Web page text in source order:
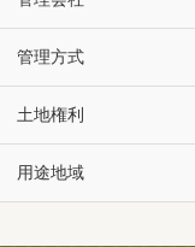
管理方式
土地権利
用途地域